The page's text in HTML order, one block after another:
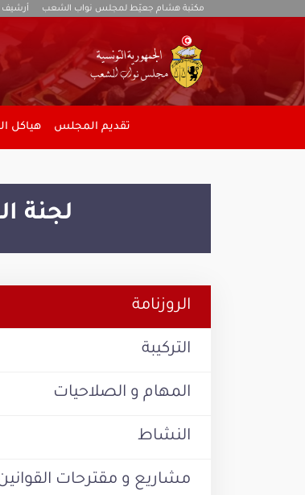
مكتبة هشام جعيّط لمجلس نواب الشعب أرشيف
تقديم المجلس هياكل
لجنة
الروزنامة
التركيبة
المهام و الصلاحيات
النشاط
مشاريع و مقترحات